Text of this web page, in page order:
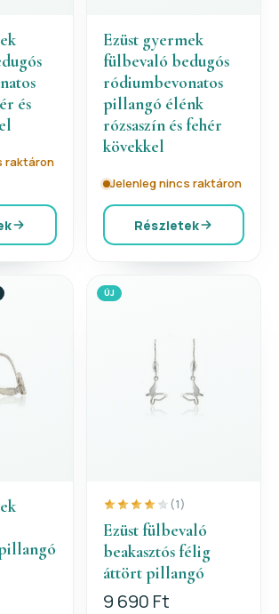
és
raktáron
Ezüst gyermek
fülbevaló bedugós
ródiumbevonatos
pillangó élénk
rózsaszín és fehér
kövekkel
Jelenleg nincs raktáron
Részletek
ÚJ
(1)
Ezüst fülbevaló
beakasztós félig
áttört pillangó
9 690 Ft